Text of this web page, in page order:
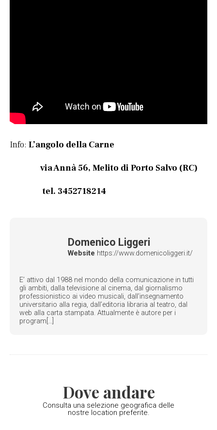
Info: L’angolo della Carne
via Annà 56, Melito di Porto Salvo (RC)
tel. 3452718214
Domenico Liggeri
Website https://www.domenicoliggeri.it/
E’ attivo dal 1988 nel mondo della comunicazione in tutti
gli ambiti, dalla televisione al cinema, dal giornalismo
professionistico ai video musicali, dall’insegnamento
universitario alla regia, dall’editoria libraria al teatro, dal
web alla carta stampata. Attualmente è autore per i
program[...]
Dove andare
Consulta una selezione geografica delle
nostre location preferite.